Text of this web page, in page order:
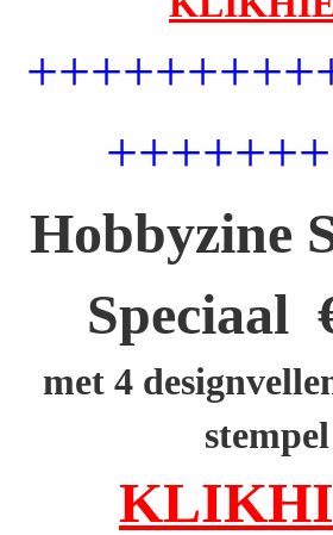
Hobbyzine
Speciaal
met 4
stempel